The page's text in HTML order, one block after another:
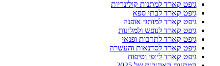
גיפט קארד למתנות קולינריות
גיפט קארד לבתי ספא
גיפט קארד למותגי אופנה
גיפט קארד לנופש ולמלונות
גיפט קארד לתרבות ופנאי
גיפט קארד לסדנאות והעשרה
גיפט קארד ליופי וטיפוח